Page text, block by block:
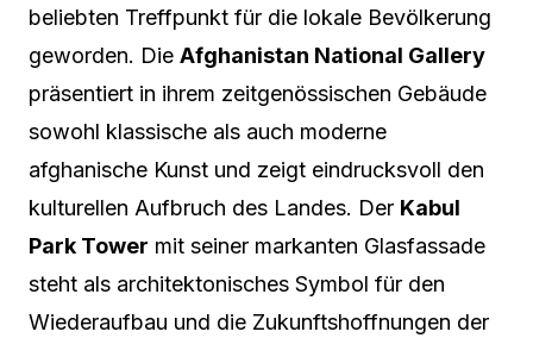
beliebten Treffpunkt für die lokale Bevölkerung
geworden. Die Afghanistan National Gallery
präsentiert in ihrem zeitgenössischen Gebäude
sowohl klassische als auch moderne
afghanische Kunst und zeigt eindrucksvoll den
kulturellen Aufbruch des Landes. Der Kabul
Park Tower mit seiner markanten Glasfassade
steht als architektonisches Symbol für den
Wiederaufbau und die Zukunftshoffnungen der